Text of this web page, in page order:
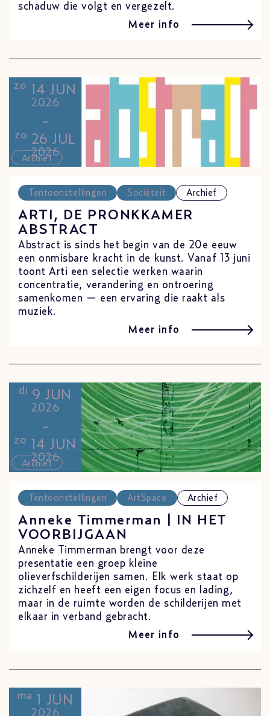
schaduw die volgt en vergezelt.
Meer info
zo 14 JUN
2026
-
zo 26 JUL
2026
Archief
Tentoonstellingen Sociëteit Archief
ARTI, DE PRONKKAMER
ABSTRACT
Abstract is sinds het begin van de 20e eeuw
een onmisbare kracht in de kunst. Vanaf 13 juni
toont Arti een selectie werken waarin
concentratie, verandering en ontroering
samenkomen — een ervaring die raakt als
muziek.
Meer info
di 9 JUN
2026
-
zo 14 JUN
2026
Archief
Tentoonstellingen ArtSpace Archief
Anneke Timmerman | IN HET
VOORBIJGAAN
Anneke Timmerman brengt voor deze
presentatie een groep kleine
olieverfschilderijen samen. Elk werk staat op
zichzelf en heeft een eigen focus en lading,
maar in de ruimte worden de schilderijen met
elkaar in verband gebracht.
Meer info
ma 1 JUN
2026